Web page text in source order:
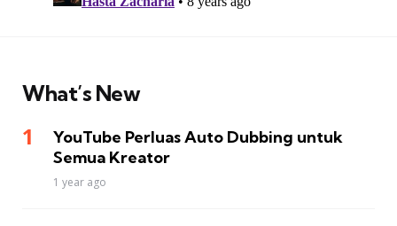
What’s New
YouTube Perluas Auto Dubbing untuk
Semua Kreator
1 year ago